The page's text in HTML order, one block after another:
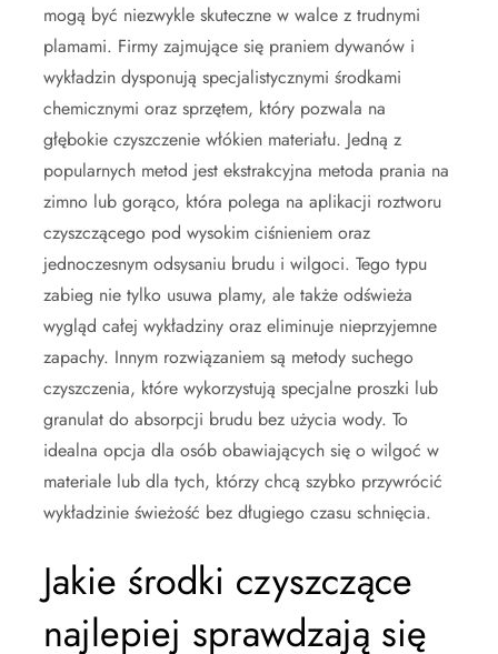
mogą być niezwykle skuteczne w walce z trudnymi
plamami. Firmy zajmujące się praniem dywanów i
wykładzin dysponują specjalistycznymi środkami
chemicznymi oraz sprzętem, który pozwala na
głębokie czyszczenie włókien materiału. Jedną z
popularnych metod jest ekstrakcyjna metoda prania na
zimno lub gorąco, która polega na aplikacji roztworu
czyszczącego pod wysokim ciśnieniem oraz
jednoczesnym odsysaniu brudu i wilgoci. Tego typu
zabieg nie tylko usuwa plamy, ale także odświeża
wygląd całej wykładziny oraz eliminuje nieprzyjemne
zapachy. Innym rozwiązaniem są metody suchego
czyszczenia, które wykorzystują specjalne proszki lub
granulat do absorpcji brudu bez użycia wody. To
idealna opcja dla osób obawiających się o wilgoć w
materiale lub dla tych, którzy chcą szybko przywrócić
wykładzinie świeżość bez długiego czasu schnięcia.
Jakie środki czyszczące
najlepiej sprawdzają się